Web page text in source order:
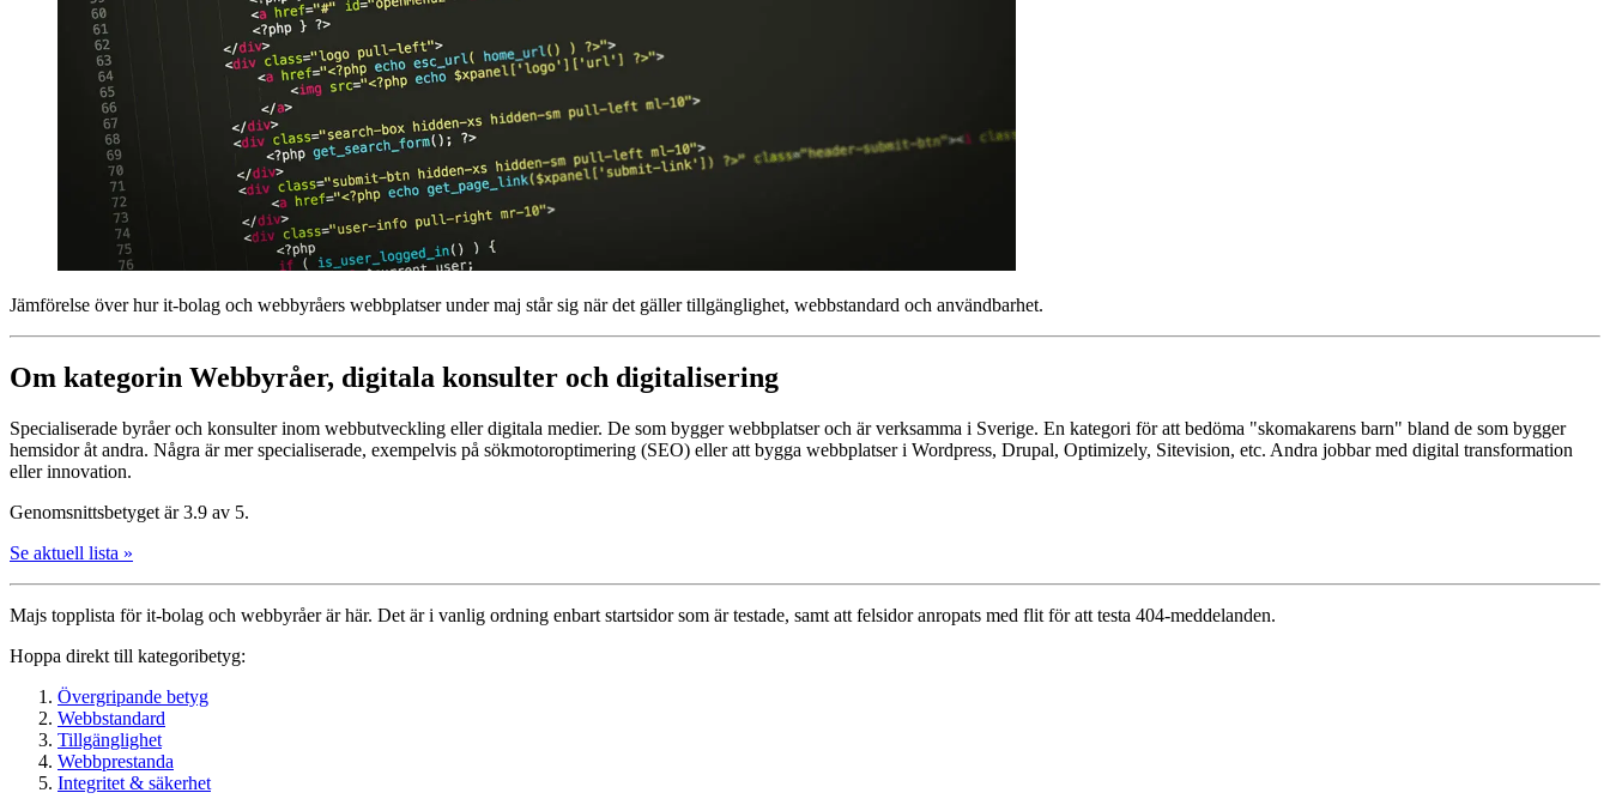
Jämförelse över hur it-bolag och webbyråers webbplatser under maj står sig när det gäller tillgänglighet, webbstandard och användbarhet.
Om kategorin Webbyråer, digitala konsulter och digitalisering
Specialiserade byråer och konsulter inom webbutveckling eller digitala medier. De som bygger webbplatser och är verksamma i Sverige. En kategori för att bedöma "skomakarens barn" bland de som bygger
hemsidor åt andra. Några är mer specialiserade, exempelvis på sökmotoroptimering (SEO) eller att bygga webbplatser i Wordpress, Drupal, Optimizely, Sitevision, etc. Andra jobbar med digital transformation
eller innovation.
Genomsnittsbetyget är 3.9 av 5.
Se aktuell lista »
Majs topplista för it-bolag och webbyråer är här. Det är i vanlig ordning enbart startsidor som är testade, samt att felsidor anropats med flit för att testa 404-meddelanden.
Hoppa direkt till kategoribetyg:
Övergripande betyg
Webbstandard
Tillgänglighet
Webbprestanda
Integritet & säkerhet